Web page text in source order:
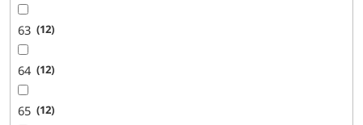
63 12
64 12
65 12